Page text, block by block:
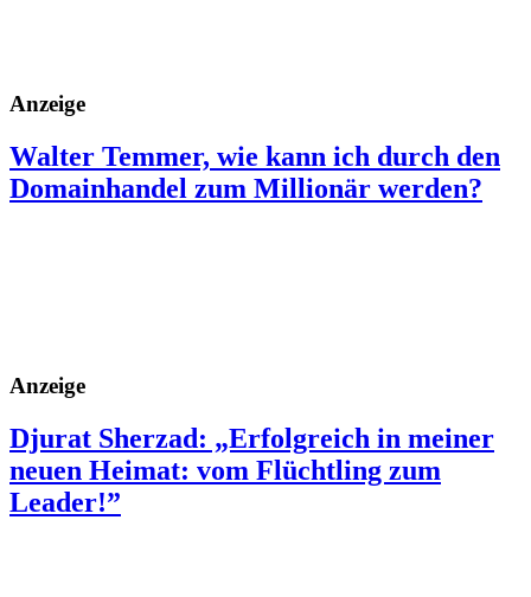
Anzeige
Walter Temmer, wie kann ich durch den
Domainhandel zum Millionär werden?
Anzeige
Djurat Sherzad: „Erfolgreich in meiner
neuen Heimat: vom Flüchtling zum
Leader!”